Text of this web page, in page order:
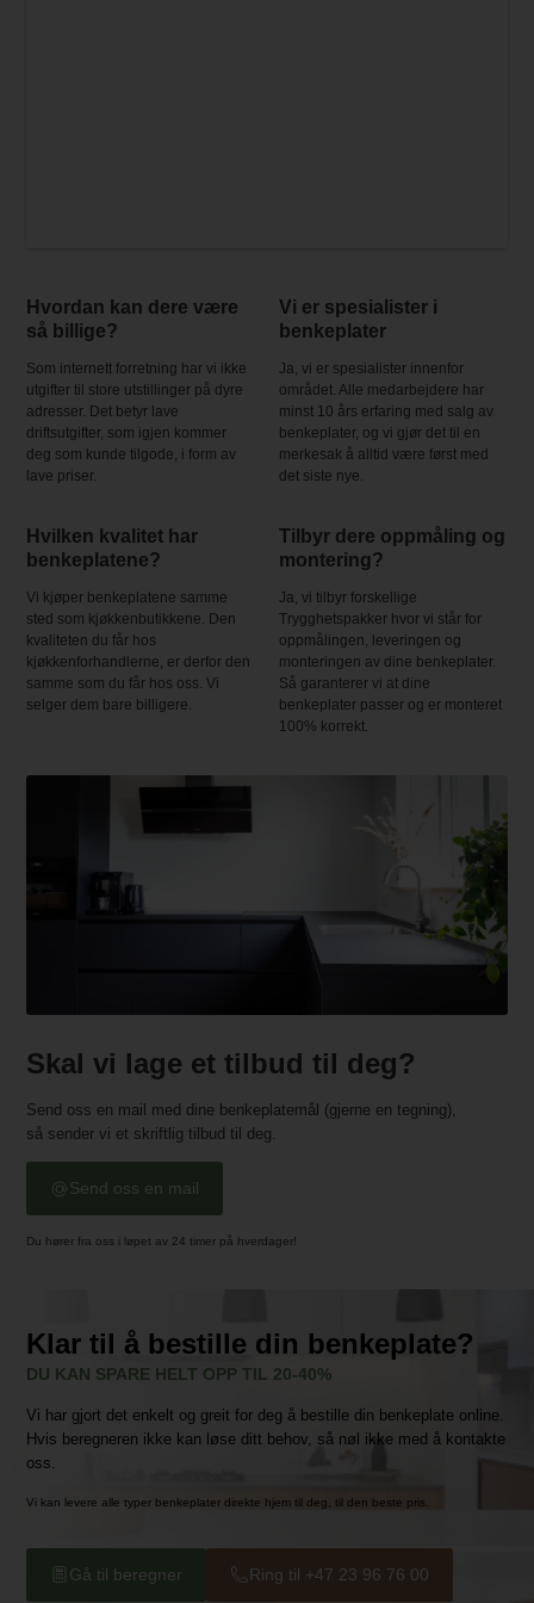
Hvordan kan dere være
så billige?
Som internett forretning har vi ikke
utgifter til store utstillinger på dyre
adresser. Det betyr lave
driftsutgifter, som igjen kommer
deg som kunde tilgode, i form av
lave priser.
Vi er spesialister i
benkeplater
Ja, vi er spesialister innenfor
området. Alle medarbejdere har
minst 10 års erfaring med salg av
benkeplater, og vi gjør det til en
merkesak å alltid være først med
det siste nye.
Hvilken kvalitet har
benkeplatene?
Vi kjøper benkeplatene samme
sted som kjøkkenbutikkene. Den
kvaliteten du får hos
kjøkkenforhandlerne, er derfor den
samme som du får hos oss. Vi
selger dem bare billigere.
Tilbyr dere oppmåling og
montering?
Ja, vi tilbyr forskellige
Trygghetspakker hvor vi står for
oppmålingen, leveringen og
monteringen av dine benkeplater.
Så garanterer vi at dine
benkeplater passer og er monteret
100% korrekt.
Skal vi lage et tilbud til deg?
Send oss en mail med dine benkeplatemål (gjerne en tegning),
så sender vi et skriftlig tilbud til deg.
Send oss en mail
Du hører fra oss i løpet av 24 timer på hverdager!
Klar til å bestille din benkeplate?
DU KAN SPARE HELT OPP TIL 20-40%
Vi har gjort det enkelt og greit for deg å bestille din benkeplate online.
Hvis beregneren ikke kan løse ditt behov, så nøl ikke med å kontakte
oss.
Vi kan levere alle typer benkeplater direkte hjem til deg, til den beste pris.
Gå til beregner Ring til +47 23 96 76 00